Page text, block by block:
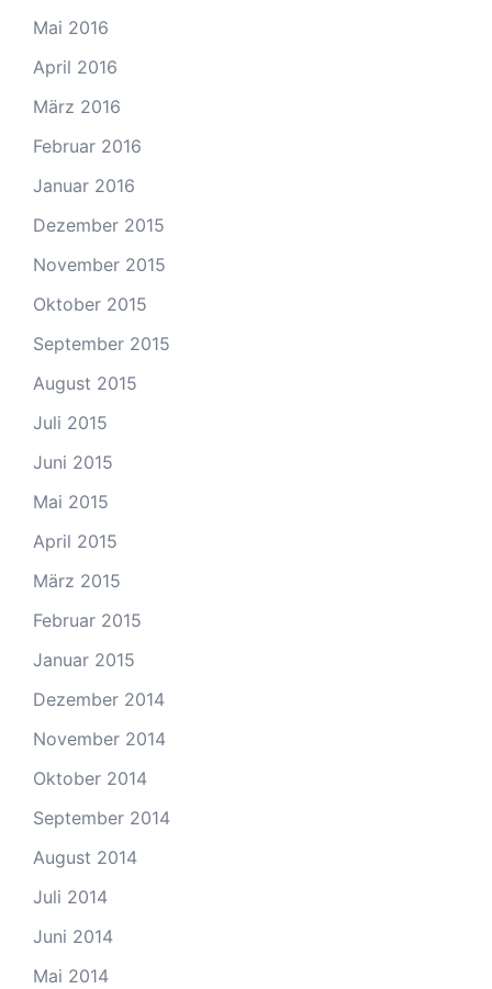
Mai 2016
April 2016
März 2016
Februar 2016
Januar 2016
Dezember 2015
November 2015
Oktober 2015
September 2015
August 2015
Juli 2015
Juni 2015
Mai 2015
April 2015
März 2015
Februar 2015
Januar 2015
Dezember 2014
November 2014
Oktober 2014
September 2014
August 2014
Juli 2014
Juni 2014
Mai 2014